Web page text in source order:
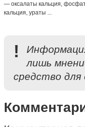
— оксалаты кальция,
кальция, ураты ...
!
лишь
средство для